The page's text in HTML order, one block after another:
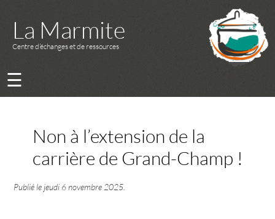
La Marmite
Centre d’échanges et de ressources
☰
Non à l’extension de la
carrière de Grand-Champ !
Publié le jeudi 6 novembre 2025